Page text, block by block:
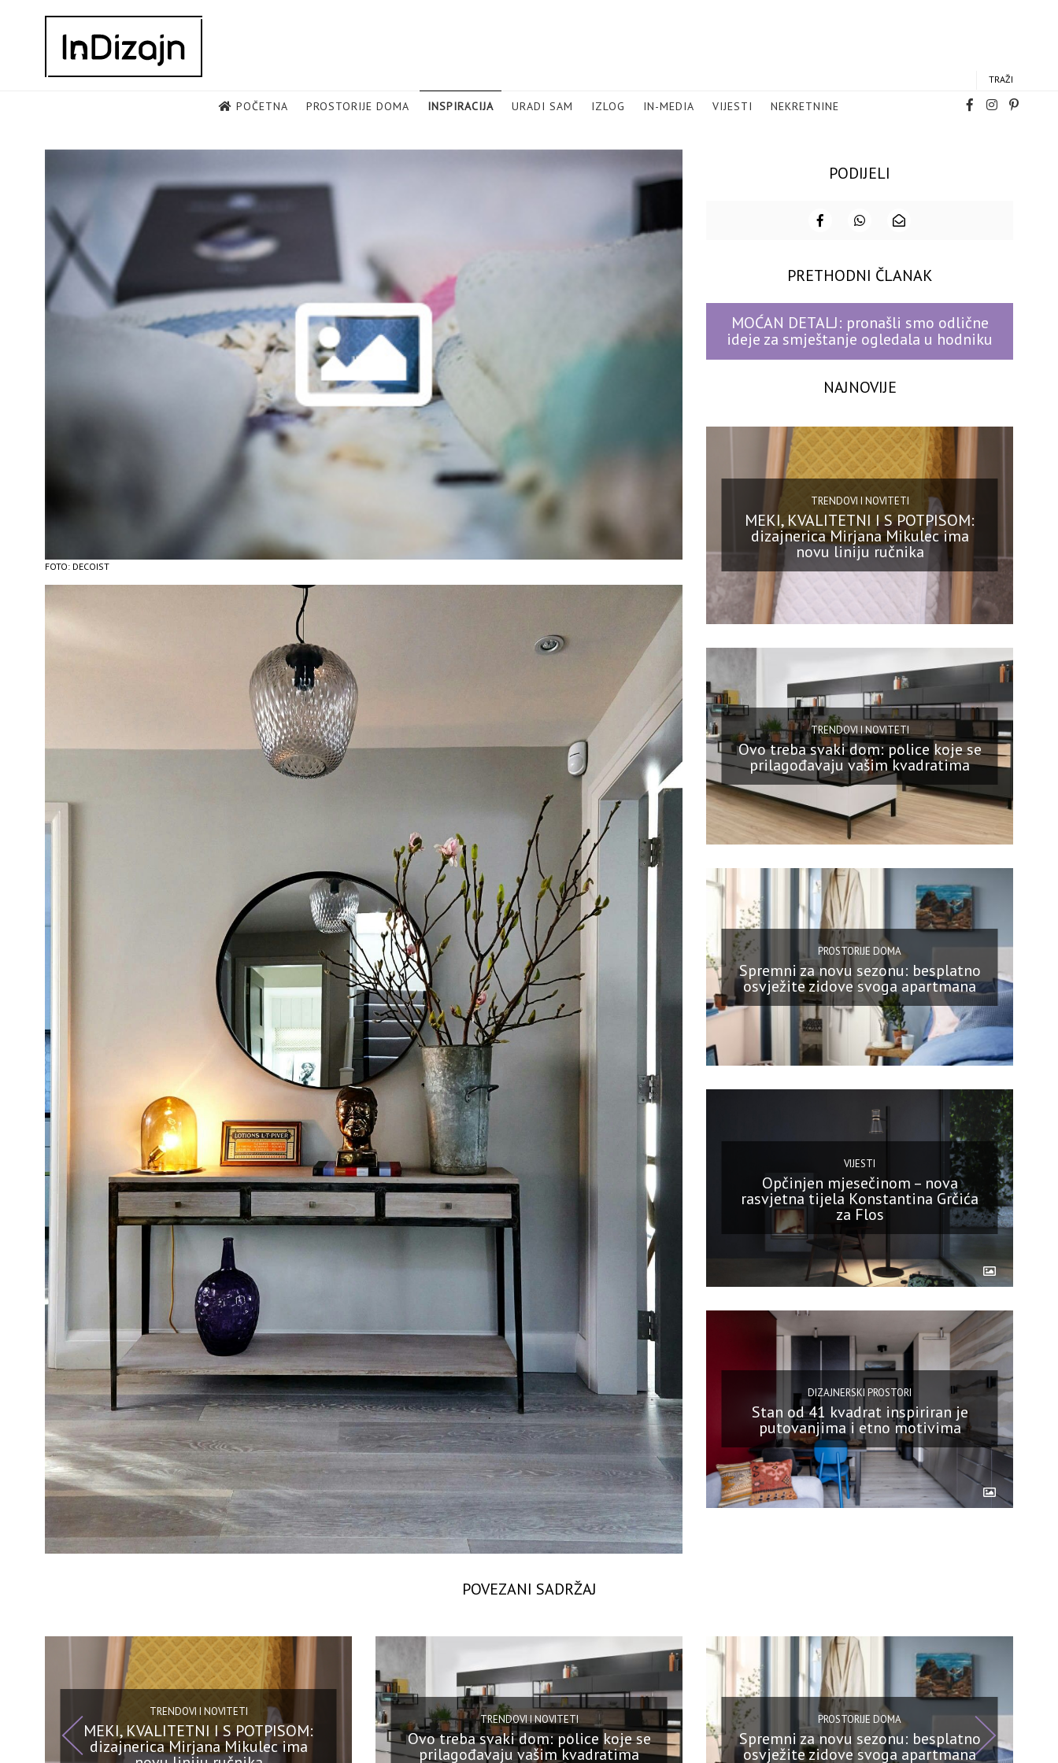
TRAŽI
POČETNA PROSTORIJE DOMA INSPIRACIJA URADI SAM IZLOG IN-MEDIA VIJESTI NEKRETNINE
FOTO: DECOIST
PODIJELI
PRETHODNI ČLANAK
MOĆAN DETALJ: pronašli smo odlične
ideje za smještanje ogledala u hodniku
NAJNOVIJE
TRENDOVI I NOVITETI
MEKI, KVALITETNI I S POTPISOM:
dizajnerica Mirjana Mikulec ima
novu liniju ručnika
TRENDOVI I NOVITETI
Ovo treba svaki dom: police koje se
prilagođavaju vašim kvadratima
PROSTORIJE DOMA
Spremni za novu sezonu: besplatno
osvježite zidove svoga apartmana
VIJESTI
Opčinjen mjesečinom – nova
rasvjetna tijela Konstantina Grčića
za Flos
DIZAJNERSKI PROSTORI
Stan od 41 kvadrat inspiriran je
putovanjima i etno motivima
POVEZANI SADRŽAJ
TRENDOVI I NOVITETI
MEKI, KVALITETNI I S POTPISOM:
dizajnerica Mirjana Mikulec ima
TRENDOVI I NOVITETI
Ovo treba svaki dom: police koje se
prilagođavaju vašim kvadratima
PROSTORIJE DOMA
Spremni za novu sezonu: besplatno
osvježite zidove svoga apartmana